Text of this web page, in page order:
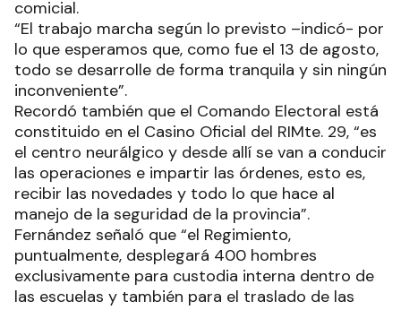
comicial.
“El trabajo marcha según lo previsto –indicó- por
lo que esperamos que, como fue el 13 de agosto,
todo se desarrolle de forma tranquila y sin ningún
inconveniente”.
Recordó también que el Comando Electoral está
constituido en el Casino Oficial del RIMte. 29, “es
el centro neurálgico y desde allí se van a conducir
las operaciones e impartir las órdenes, esto es,
recibir las novedades y todo lo que hace al
manejo de la seguridad de la provincia”.
Fernández señaló que “el Regimiento,
puntualmente, desplegará 400 hombres
exclusivamente para custodia interna dentro de
las escuelas y también para el traslado de las